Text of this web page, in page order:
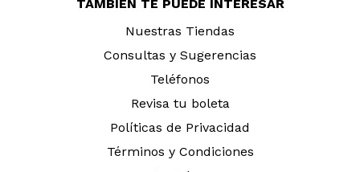
TAMBIÉN TE PUEDE INTERESAR
Nuestras Tiendas
Consultas y Sugerencias
Teléfonos
Revisa tu boleta
Políticas de Privacidad
Términos y Condiciones